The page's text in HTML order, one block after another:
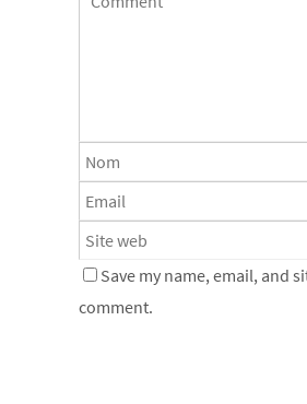
Save my name, email, and
comment.